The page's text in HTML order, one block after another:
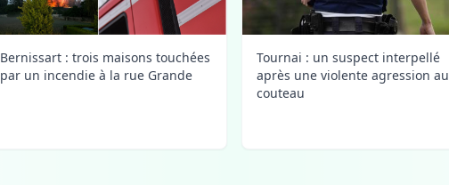
Bernissart : trois maisons touchées
par un incendie à la rue Grande
Tournai : un suspect interpellé
après une violente agression au
couteau